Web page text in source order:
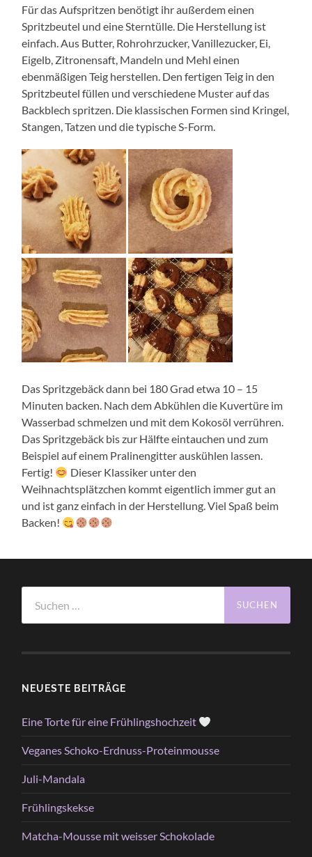
Für das Aufspritzen benötigt ihr außerdem einen
Spritzbeutel und eine Sterntülle. Die Herstellung ist
einfach. Aus Butter, Rohrohrzucker, Vanillezucker, Ei,
Eigelb, Zitronensaft, Mandeln und Mehl einen
ebenmäßigen Teig herstellen. Den fertigen Teig in den
Spritzbeutel füllen und verschiedene Muster auf das
Backblech spritzen. Die klassischen Formen sind Kringel,
Stangen, Tatzen und die typische S-Form.
Das Spritzgebäck dann bei 180 Grad etwa 10 – 15
Minuten backen. Nach dem Abkühlen die Kuvertüre im
Wasserbad schmelzen und mit dem Kokosöl verrühren.
Das Spritzgebäck bis zur Hälfte eintauchen und zum
Beispiel auf einem Pralinengitter auskühlen lassen.
Fertig!
Dieser Klassiker unter den
Weihnachtsplätzchen kommt eigentlich immer gut an
und ist ganz einfach in der Herstellung. Viel Spaß beim
Backen!
nach:
NEUESTE BEITRÄGE
Eine Torte für eine Frühlingshochzeit
Veganes Schoko-Erdnuss-Proteinmousse
Juli-Mandala
Frühlingskekse
Matcha-Mousse mit weisser Schokolade